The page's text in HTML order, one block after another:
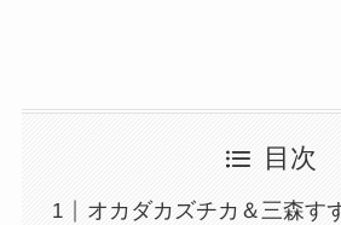
目次
オカダカズチカ＆三森す